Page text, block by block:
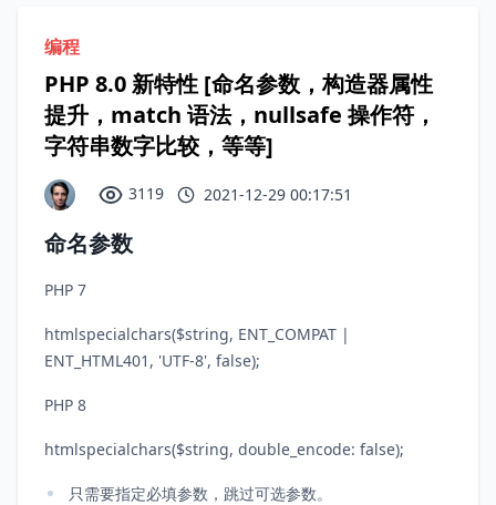
编程
PHP 8.0 新特性 [命名参数，构造器属性
提升，match 语法，nullsafe 操作符，
字符串数字比较，等等]
3119 2021-12-29 00:17:51
命名参数
PHP 7
htmlspecialchars($string, ENT_COMPAT |
ENT_HTML401, 'UTF-8', false);
PHP 8
htmlspecialchars($string, double_encode: false);
只需要指定必填参数，跳过可选参数。